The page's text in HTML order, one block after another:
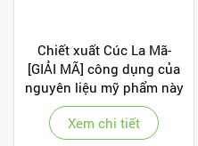
Chiết xuất Cúc La Mã-
[GIẢI MÃ] công dụng của
nguyên liệu mỹ phẩm này
Xem chi tiết